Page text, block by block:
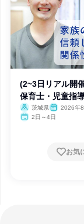
(2~3日リアル開
保育士・児童指
茨城県
2026年8
月・12月
2日～4日
お気